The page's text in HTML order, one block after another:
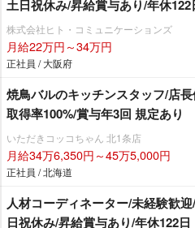
土日祝休み/昇給賞与あり/年休122
株式会社ヒト・コミュニケーションズ
月給22万円～34万円
正社員 / 大阪府
焼鳥バルのキッチンスタッフ/店
取得率100%/賞与年3回 規定あり
いただきコッコちゃん 北1条店
月給34万6,350円～45万5,000円
正社員 / 北海道
人材コーディネーター/未経験歓
日祝休み/昇給賞与あり/年休122日